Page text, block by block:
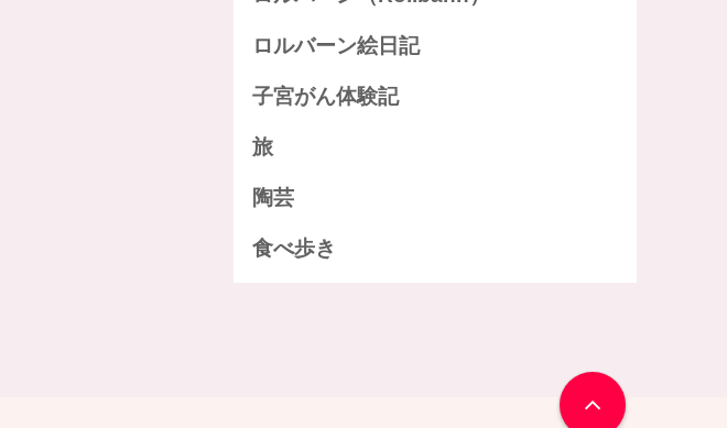
ロルバーン絵日記
子宮がん体験記
旅
陶芸
食べ歩き